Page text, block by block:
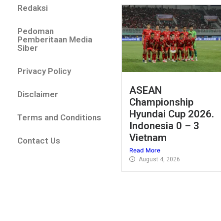
Redaksi
Pedoman
Pemberitaan Media
Siber
Privacy Policy
Disclaimer
Terms and Conditions
Contact Us
ASEAN
Championship
Hyundai Cup 2026.
Indonesia 0 – 3
Vietnam
Read More
August 4, 2026